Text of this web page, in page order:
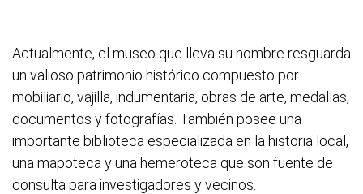
Actualmente, el museo que lleva su nombre resguarda
un valioso patrimonio histórico compuesto por
mobiliario, vajilla, indumentaria, obras de arte, medallas,
documentos y fotografías. También posee una
importante biblioteca especializada en la historia local,
una mapoteca y una hemeroteca que son fuente de
consulta para investigadores y vecinos.